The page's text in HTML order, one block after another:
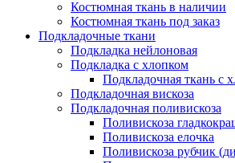
Костюмная ткань в наличии
Костюмная ткань под заказ
Подкладочные ткани
Подкладка нейлоновая
Подкладка с хлопком
Подкладочная ткань с
Подкладочная вискоза
Подкладочная поливискоза
Поливискоза
Поливискоза елочка
Поливискоза рубчик